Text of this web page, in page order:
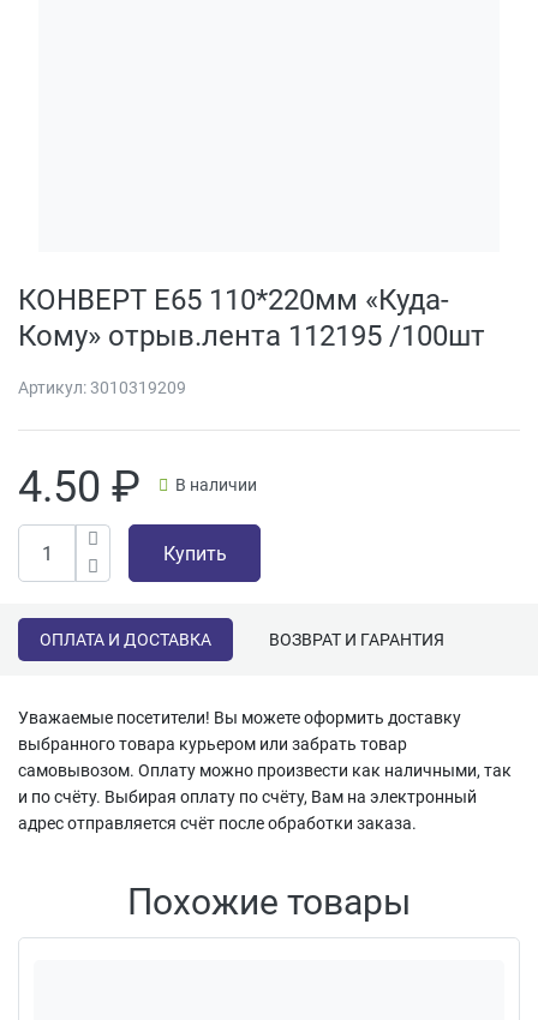
КОНВЕРТ Е65 110*220мм «Куда-
Кому» отрыв.лента 112195 /100шт
Артикул:3010319209
4.50 ₽ В наличии
Купить
ОПЛАТА И ДОСТАВКА ВОЗВРАТ И ГАРАНТИЯ
Уважаемые посетители! Вы можете оформить доставку
выбранного товара курьером или забрать товар
самовывозом. Оплату можно произвести как наличными, так
и по счёту. Выбирая оплату по счёту, Вам на электронный
адрес отправляется счёт после обработки заказа.
Похожие товары